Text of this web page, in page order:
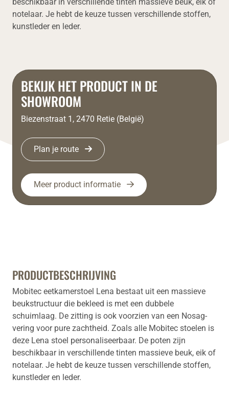
beschikbaar in verschillende tinten massieve beuk, eik of
notelaar. Je hebt de keuze tussen verschillende stoffen,
kunstleder en leder.
BEKIJK HET PRODUCT IN DE
SHOWROOM
Biezenstraat 1, 2470 Retie (België)
Plan je route
Meer product informatie
PRODUCTBESCHRIJVING
Mobitec eetkamerstoel Lena bestaat uit een massieve
beukstructuur die bekleed is met een dubbele
schuimlaag. De zitting is ook voorzien van een Nosag-
vering voor pure zachtheid. Zoals alle Mobitec stoelen is
deze Lena stoel personaliseerbaar. De poten zijn
beschikbaar in verschillende tinten massieve beuk, eik of
notelaar. Je hebt de keuze tussen verschillende stoffen,
kunstleder en leder.